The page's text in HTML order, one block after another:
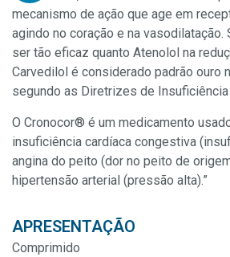
mecanismo de ação que age em
agindo no coração e na vasodilatação.
ser tão eficaz quanto Atenolol na
Carvedilol é considerado padrão ouro
segundo as Diretrizes de Insuficiência
O Cronocor® é um medicamento
insuficiência cardíaca congestiva
angina do peito (dor no peito de
hipertensão arterial (pressão alta).”
APRESENTAÇÃO
Comprimido